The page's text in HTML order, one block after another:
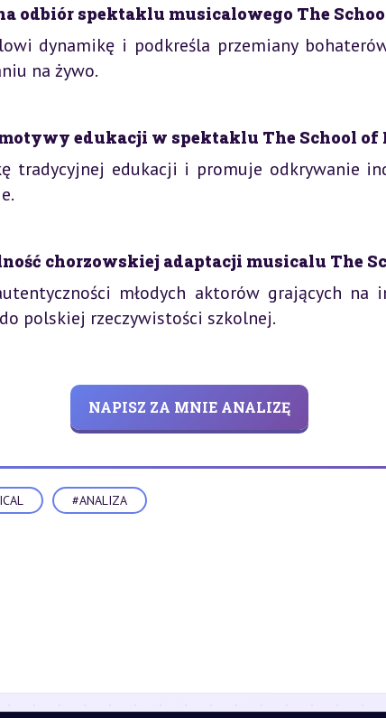
odbiór spektaklu musicalowego The
dynamikę i podkreśla przemiany
na żywo.
edukacji w spektaklu The School of
tradycyjnej edukacji i promuje odkrywanie
chorzowskiej adaptacji musicalu The
młodych aktorów grających na
polskiej rzeczywistości szkolnej.
NAPISZ ZA MNIE ANALIZĘ
#ANALIZA